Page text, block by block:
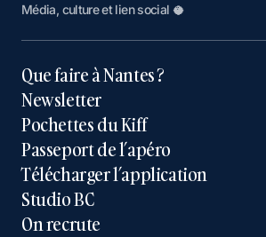
Média, culture et lien social 🥥
Que faire à Nantes ?
Newsletter
Pochettes du Kiff
Passeport de l’apéro
Télécharger l’application
Studio BC
On recrute